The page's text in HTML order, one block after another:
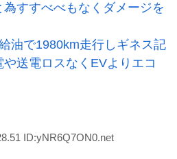
すすべべもなくダメージを
油で1980km走行しギネス記
送電ロスなくEVよりエコ
ID:yNR6Q7ON0.net